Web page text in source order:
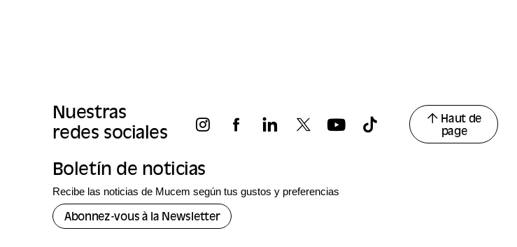
Nuestras
redes sociales
Haut de
page
Boletín de noticias
Recibe las noticias de Mucem según tus gustos y preferencias
Abonnez-vous à la Newsletter